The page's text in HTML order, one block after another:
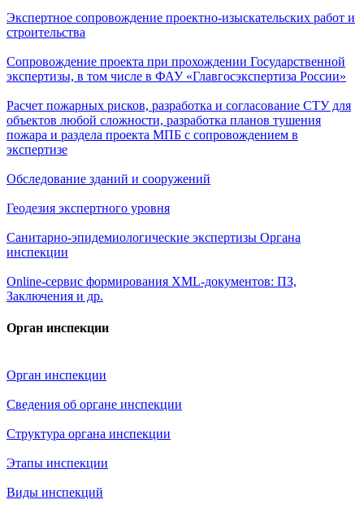
Экспертное сопровождение проектно-изыскательских работ и
строительства
Сопровождение проекта при прохождении Государственной
экспертизы, в том числе в ФАУ «Главгосэкспертиза России»
Расчет пожарных рисков, разработка и согласование СТУ для
объектов любой сложности, разработка планов тушения
пожара и раздела проекта МПБ с сопровождением в
экспертизе
Обследование зданий и сооружений
Геодезия экспертного уровня
Санитарно-эпидемиологические экспертизы Органа
инспекции
Online-сервис формирования XML-документов: ПЗ,
Заключения и др.
Орган инспекции
Орган инспекции
Сведения об органе инспекции
Структура органа инспекции
Этапы инспекции
Виды инспекций